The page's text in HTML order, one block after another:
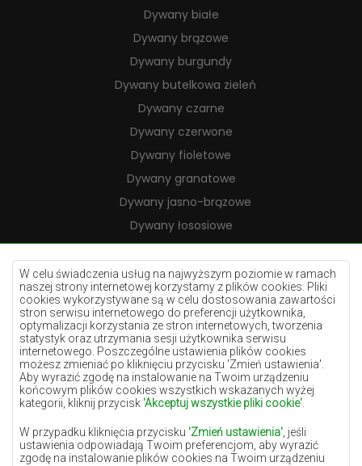
W celu świadczenia usług na najwyższym poziomie w ramach
naszej strony internetowej korzystamy z plików cookies. Pliki
cookies wykorzystywane są w celu dostosowania zawartości
stron serwisu internetowego do preferencji użytkownika,
optymalizacji korzystania ze stron internetowych, tworzenia
statystyk oraz utrzymania sesji użytkownika serwisu
internetowego. Poszczególne ustawienia plików cookies
możesz zmieniać po kliknięciu przycisku 'Zmień ustawienia'.
Aby wyrazić zgodę na instalowanie na Twoim urządzeniu
końcowym plików cookies wszystkich wskazanych wyżej
kategorii, kliknij przycisk 'Akceptuj wszystkie pliki cookie'
W przypadku kliknięcia przycisku 'Zmień ustawienia' , jeśli
ustawienia odpowiadają Twoim preferencjom, aby wyrazić
zgodę na instalowanie plików cookies na Twoim urządzeniu
Dywany białe
Dywany brązowe
Dywany burgundy
Dywany butelkowa zieleń
Dywany czarne
Dywany czerwone
Dywany fioletowe
Dywany granatowe
Dywany jasno-brązowe
Dywany łososiowe
Dywany kremowe
Dywany lilac
Dywany żółte
Dywany miętowe
Dywany niebieskie
Dywany pomarańczowe
Dywany różowe
Dywany szare
Dywany terakota
Dywany zielone